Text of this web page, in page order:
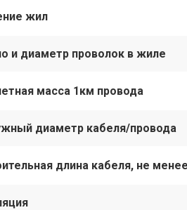
жил
и диаметр проволок в жиле
масса 1км провода
диаметр кабеля/провода
длина кабеля, не менее